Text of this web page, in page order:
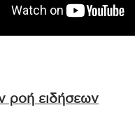
ροή ειδήσεων